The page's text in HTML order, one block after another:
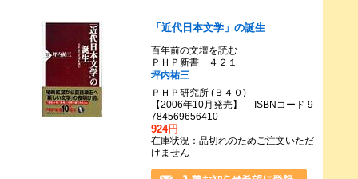
「近代日本文学」の誕生
百年前の文壇を読む
ＰＨＰ新書 ４２１
坪内祐三
ＰＨＰ研究所 (Ｂ４０)
【2006年10月発売】 ISBNコード 9
784569656410
924円
在庫状況：品切れのためご注文いただ
けません